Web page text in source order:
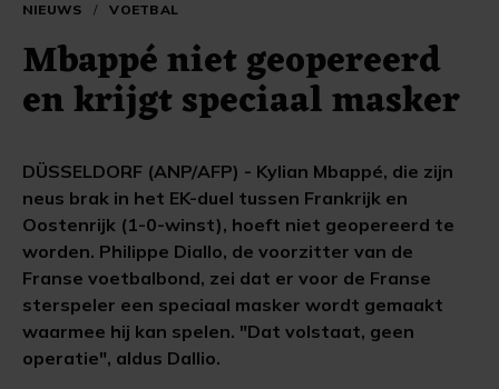
NIEUWS / VOETBAL
Mbappé niet geopereerd
en krijgt speciaal masker
DÜSSELDORF (ANP/AFP) - Kylian Mbappé, die zijn
neus brak in het EK-duel tussen Frankrijk en
Oostenrijk (1-0-winst), hoeft niet geopereerd te
worden. Philippe Diallo, de voorzitter van de
Franse voetbalbond, zei dat er voor de Franse
sterspeler een speciaal masker wordt gemaakt
waarmee hij kan spelen. "Dat volstaat, geen
operatie", aldus Dallio.